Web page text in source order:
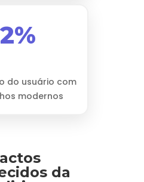
do usuário com
modernos
da